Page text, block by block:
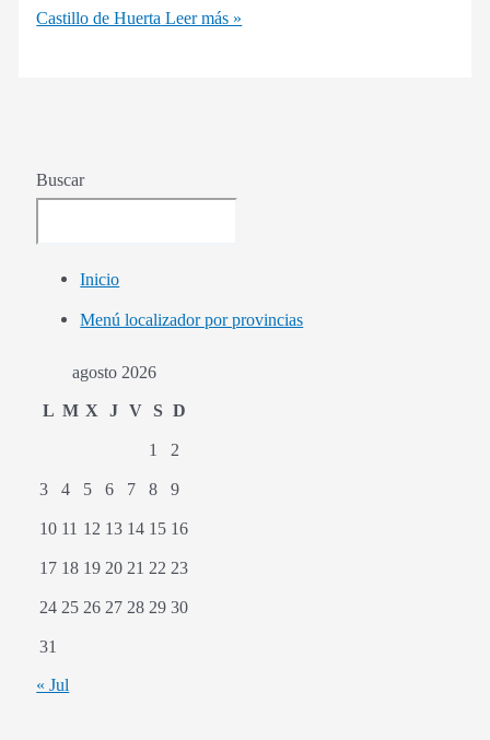
Castillo de Huerta Leer más »
Buscar
Inicio
Menú localizador por provincias
agosto 2026
L M X J V S D
1
2
3
4 5 6 7 8
9
10 11 12 13 14 15 16
17 18 19 20 21 22 23
24 25 26 27 28 29 30
31
« Jul